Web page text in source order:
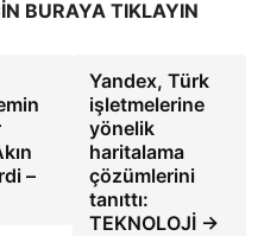
BURAYA TIKLAYIN
–
Yandex, Türk
işletmelerine
yönelik
haritalama
çözümlerini
tanıttı:
TEKNOLOJİ →